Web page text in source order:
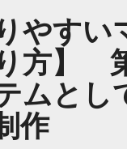
やす
方】
ムとし
作